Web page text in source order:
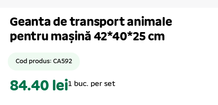
Geanta de transport animale
pentru mașină 42*40*25 cm
Cod produs: CA592
84.40 lei1 buc. per set